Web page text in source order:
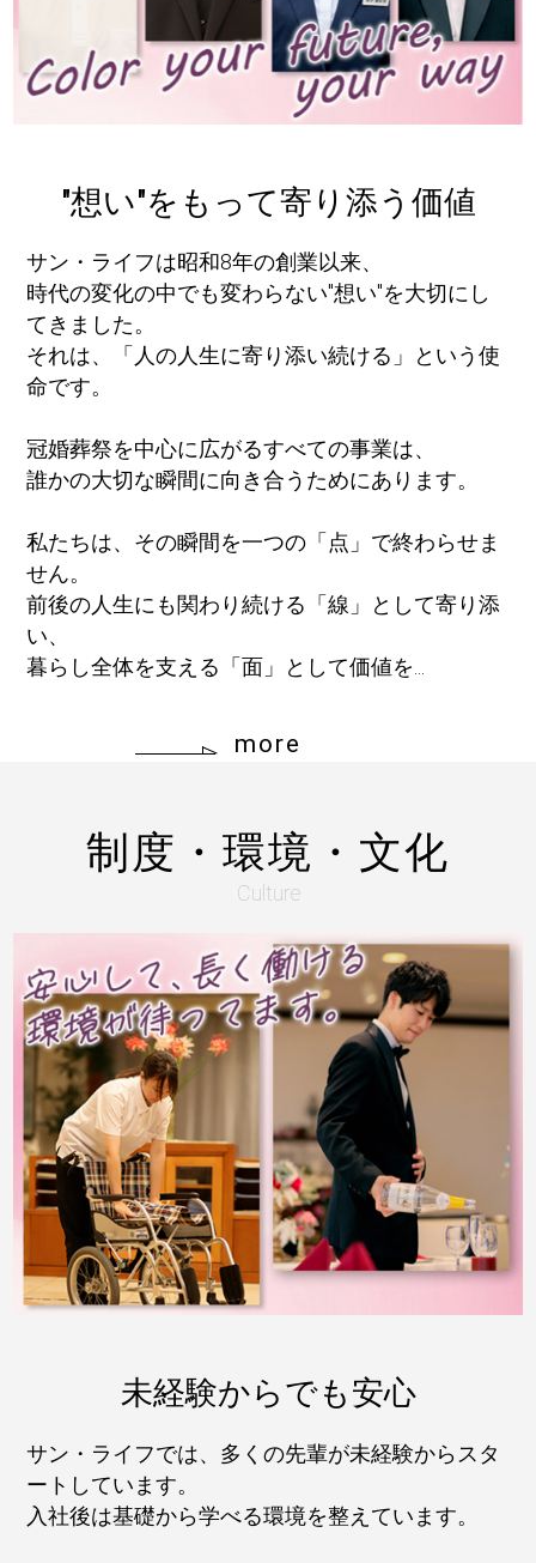
"想い"をもって寄り添う価値
サン・ライフは昭和8年の創業以来、
時代の変化の中でも変わらない"想い"を大切にし
てきました。
それは、「人の人生に寄り添い続ける」という使
命です。
冠婚葬祭を中心に広がるすべての事業は、
誰かの大切な瞬間に向き合うためにあります。
私たちは、その瞬間を一つの「点」で終わらせま
せん。
前後の人生にも関わり続ける「線」として寄り添
い、
暮らし全体を支える「面」として価値を...
more
制度・環境・文化
Culture
未経験からでも安心
サン・ライフでは、多くの先輩が未経験からスタ
ートしています。
入社後は基礎から学べる環境を整えています。